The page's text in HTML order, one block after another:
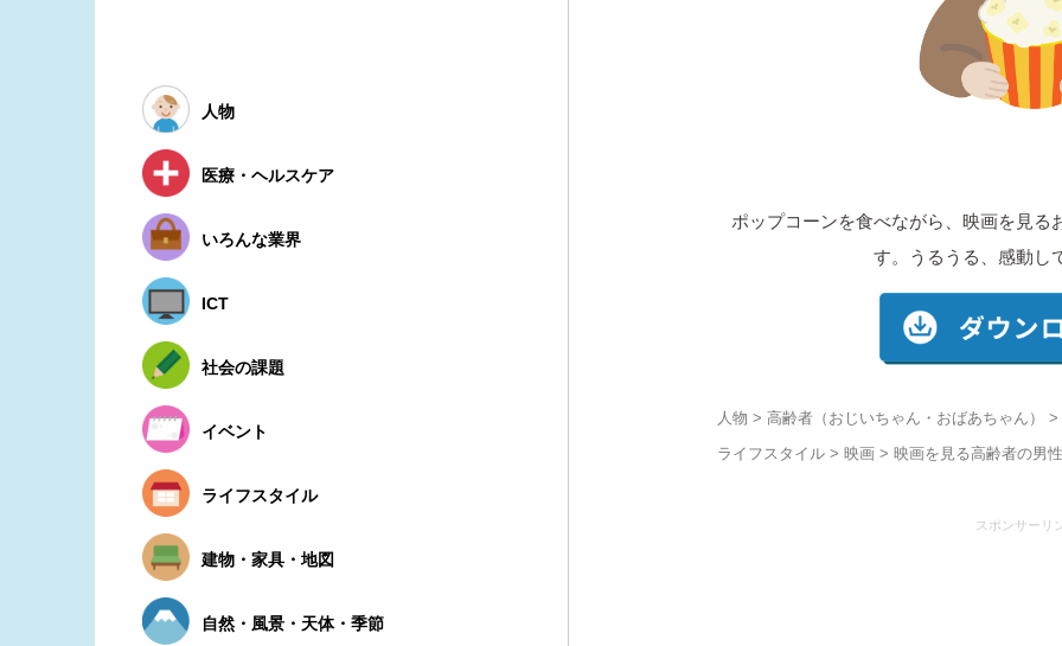
ポップコーンを食べながら、映画を見る
す。うるうる、感動し
人物 > 高齢者（おじいちゃん・おばあちゃん）
>
ライフスタイル> 映画> 映画を見る高齢者の男
スポンサーリ
人物
医療・ヘルスケア
いろんな業界
ICT
社会の課題
イベント
ライフスタイル
建物・家具・地図
自然・風景・天体・季節